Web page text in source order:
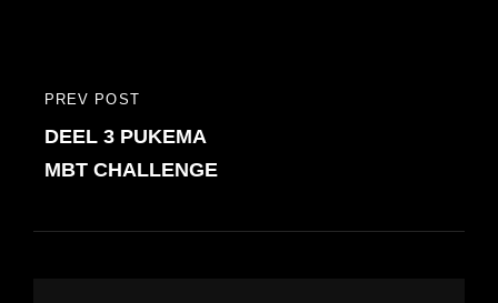
Bericht
navigatie
PREVIOUS
POST
PREV POST
DEEL 3 PUKEMA
MBT CHALLENGE